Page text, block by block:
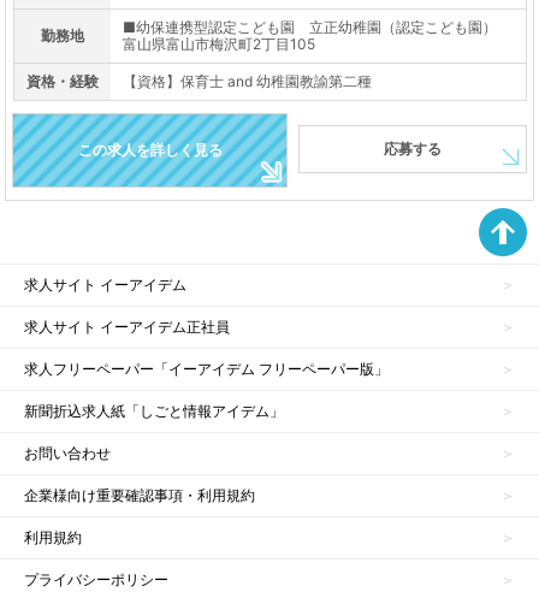
勤務地
■幼保連携型認定こども園 立正幼稚園（認定こども園）
富山県富山市梅沢町2丁目105
資格・経験 【資格】保育士 and 幼稚園教諭第二種
この求人を詳しく見る 応募する
求人サイト イーアイデム
求人サイト イーアイデム正社員
求人フリーペーパー「イーアイデム フリーペーパー版」
新聞折込求人紙「しごと情報アイデム」
お問い合わせ
企業様向け重要確認事項・利用規約
利用規約
プライバシーポリシー